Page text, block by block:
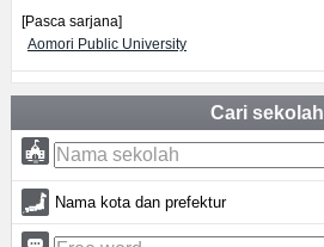
[Pasca sarjana]
Aomori Public University
Cari sekolah
Nama kota dan prefektur